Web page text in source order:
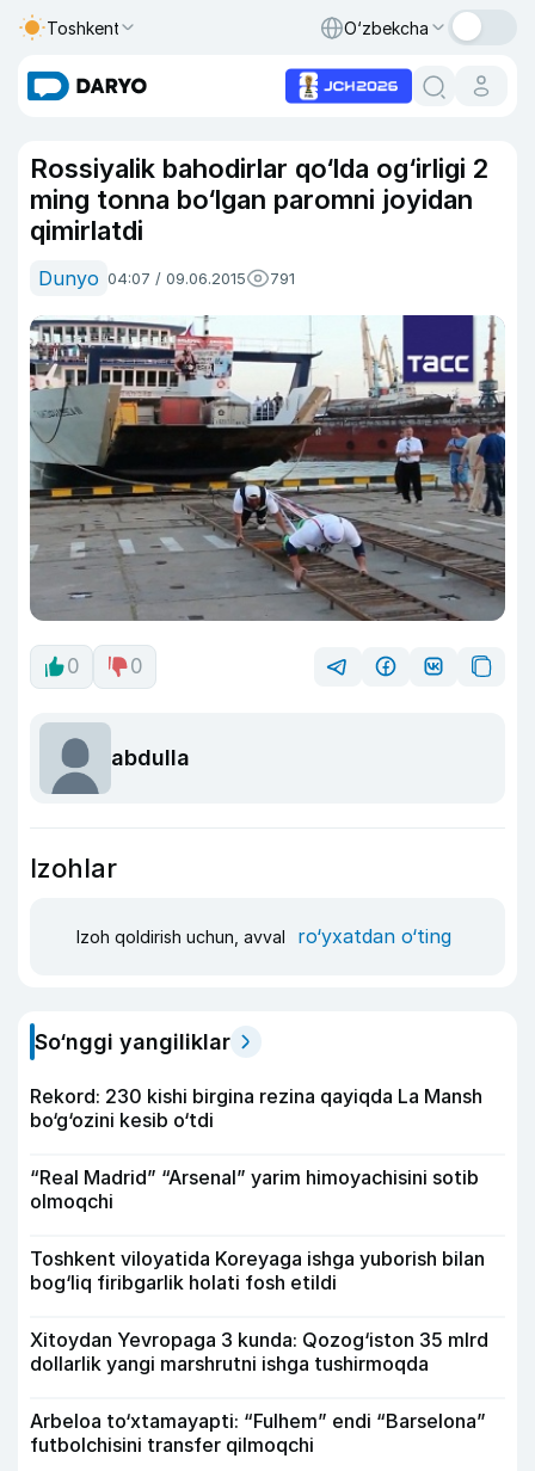
Toshkent O‘zbekcha
Rossiyalik bahodirlar qo‘lda og‘irligi 2
ming tonna bo‘lgan paromni joyidan
qimirlatdi
Dunyo 04:07 / 09.06.2015 791
0 0
abdulla
Izohlar
Izoh qoldirish uchun, avval ro‘yxatdan o‘ting
So‘nggi yangiliklar
Rekord: 230 kishi birgina rezina qayiqda La Mansh
bo‘g‘ozini kesib o‘tdi
“Real Madrid” “Arsenal” yarim himoyachisini sotib
olmoqchi
Toshkent viloyatida Koreyaga ishga yuborish bilan
bog‘liq firibgarlik holati fosh etildi
Xitoydan Yevropaga 3 kunda: Qozog‘iston 35 mlrd
dollarlik yangi marshrutni ishga tushirmoqda
Arbeloa to‘xtamayapti: “Fulhem” endi “Barselona”
futbolchisini transfer qilmoqchi